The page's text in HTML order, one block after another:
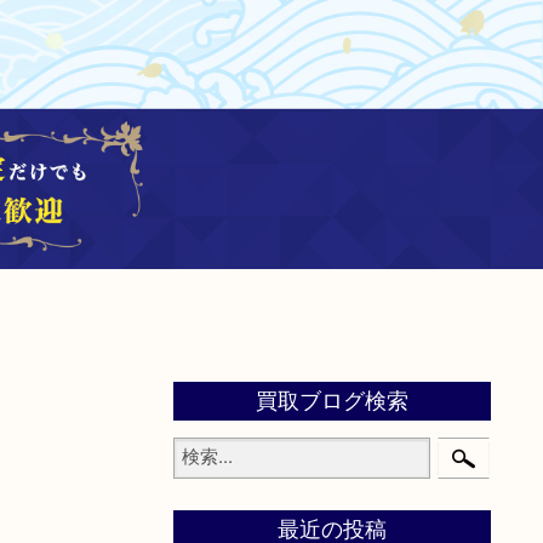
買取ブログ検索
最近の投稿